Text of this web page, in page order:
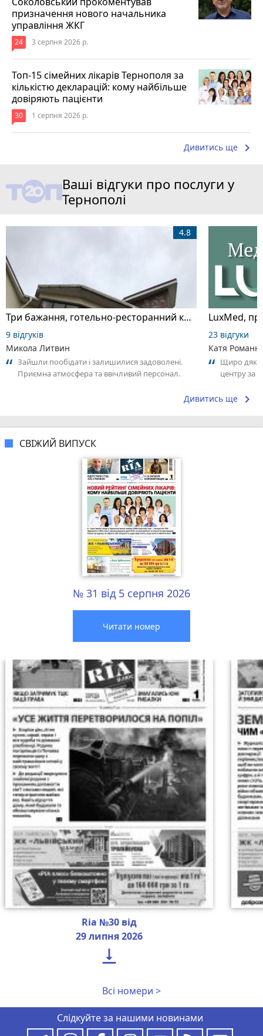
призначення нового начальника
управління ЖКГ
24 3 серпня 2026 р.
Топ-15 сімейних лікарів Тернополя за
кількістю декларацій: кому найбільше
довіряють пацієнти
30 1 серпня 2026 р.
Дивитись ще keyboard_arrow_right
Ваші відгуки про послуги у
Тернополі
Три бажання, готельно-ресторанний комплекс
4.8
9 відгуків
Микола Литвин
Зайшли пообідати і залишилися задоволені.
Приємна атмосфера та ввічливий персонал.
LuxMed,
23 відгуки
Катя
Щиро
центру за
Дивитись ще keyboard_arrow_right
СВІЖИЙ ВИПУСК
№ 31 від 5 серпня 2026
Читати номер
Ria №30 від
29 липня 2026

Всі номери >
Слідкуйте за нашими новинами